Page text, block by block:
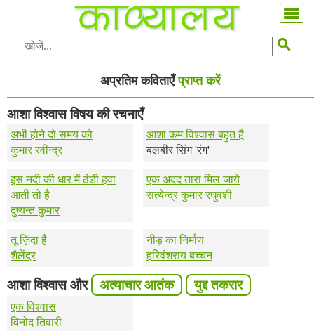

अप्रतिम कविताएँप्राप्त करें
आशा विश्वास विषय की रचनाएँ
अभी होने दो समय को
कुमार रवीन्द्र
आशा कम विश्वास बहुत है
बलबीर सिंग 'रंग'
इस नदी की धार में ठंडी हवा
आती तो है
दुष्यन्त कुमार
एक अदद तारा मिल जाये
सत्येन्द्र कुमार रघुवंशी
तू ज़िंदा है
शैलेंद्र
नीड़ का निर्माण
हरिवंशराय बच्चन
आशा विश्वास और अत्याचार आतंक युद्द तकरार
एक विश्वास
विनोद तिवारी